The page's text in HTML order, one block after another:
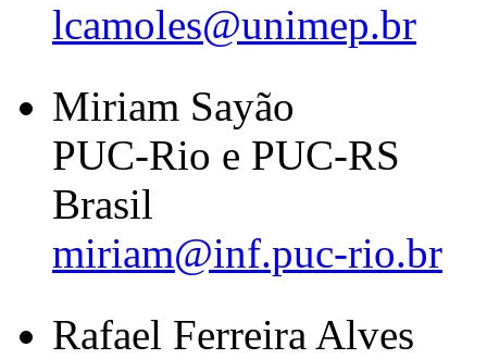
lcamoles@unimep.br
Miriam Sayão
PUC-Rio e PUC-RS
Brasil
miriam@inf.puc-rio.br
Rafael Ferreira Alves